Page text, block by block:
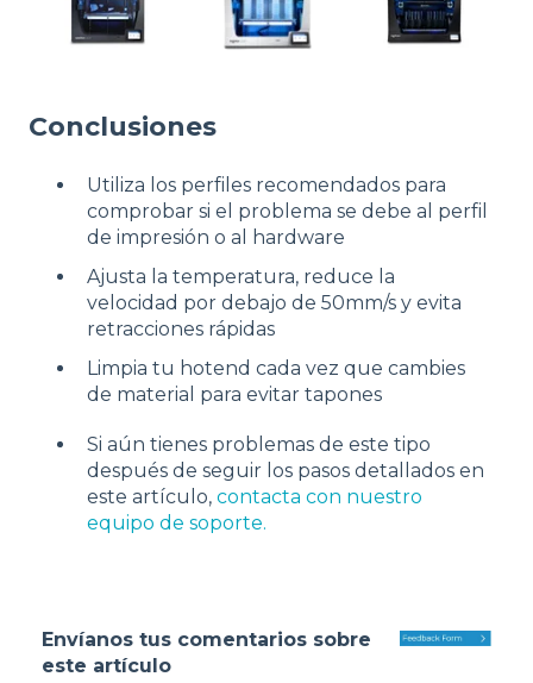
Conclusiones
Utiliza los perfiles recomendados para
comprobar si el problema se debe al perfil
de impresión o al hardware
Ajusta la temperatura, reduce la
velocidad por debajo de 50mm/s y evita
retracciones rápidas
Limpia tu hotend cada vez que cambies
de material para evitar tapones
Si aún tienes problemas de este tipo
después de seguir los pasos detallados en
este artículo, contacta con nuestro
equipo de soporte.
Envíanos tus comentarios sobre
este artículo